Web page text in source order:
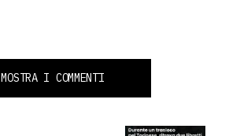
MOSTRA I COMMENTI